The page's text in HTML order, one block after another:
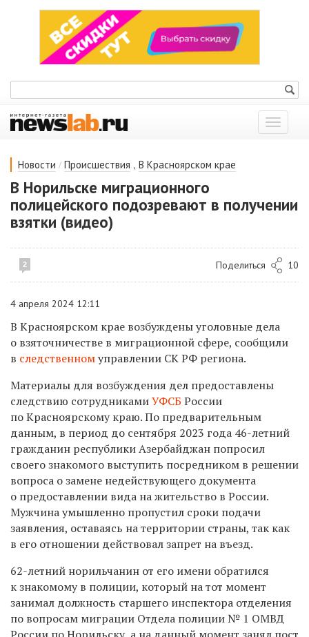
Показать
меню
Новости / Происшествия , В Красноярском крае
В Норильске миграционного
полицейского подозревают в получении
взятки (видео)
2 Поделиться 10
4 апреля 2024 12:11
В Красноярском крае возбуждены уголовные дела
о взяточничестве в миграционной сфере, сообщили
в следственномуправлении СК РФ региона.
Материалы для возбуждения дел предоставлены
следствию сотрудникамиУФСБ России
по Красноярскому краю. По предварительным
данным, в период до сентября 2023 года 46-летний
гражданин республики Азербайджан попросил
своего знакомого выступить посредником в решении
вопроса о замене недействующего документа
о предоставлении вида на жительство в России.
Мужчина умышленно пропустил сроки подачи
заявления, оставаясь на территории страны, так как
в его отношении действовал запрет на въезд.
62-летний норильчанин от его имени обратился
к знакомому в полиции, который на тот момент
занимал должность старшего инспектора отделения
по вопросам миграции Отдела полиции № 1 ОМВД
России по Норильску, а на данный момент занял пост